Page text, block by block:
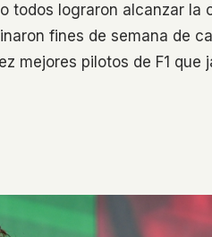
todos lograron alcanzar la
fines de semana de
mejores pilotos de F1 que